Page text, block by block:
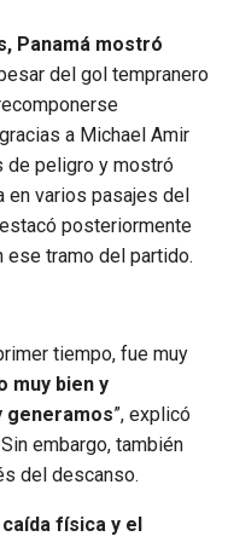
Panamá mostró
del gol tempranero
a Michael Amir
de peligro y mostró
en varios pasajes del
posteriormente
ese tramo del partido.
tiempo, fue muy
muy bien y
generamos”, explicó
embargo, también
del descanso.
física y el